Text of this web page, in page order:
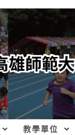
教學單位